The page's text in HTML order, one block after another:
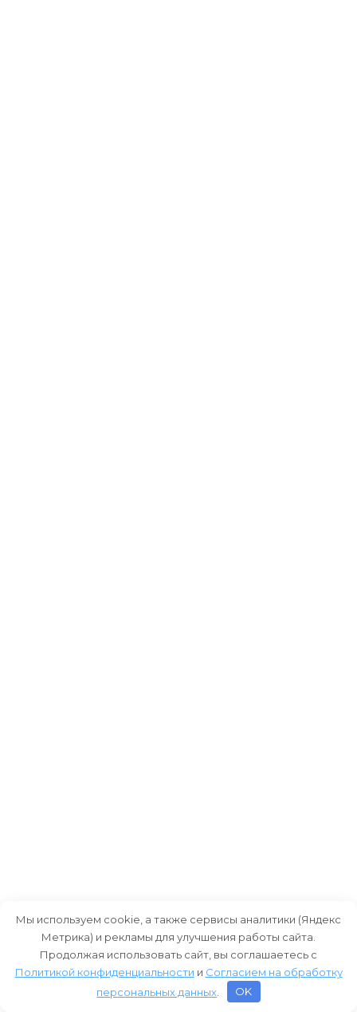
Мы используем cookie, а также сервисы аналитики (Яндекс
Метрика) и рекламы для улучшения работы сайта.
Продолжая использовать сайт, вы соглашаетесь с
Политикой конфиденциальности и Согласием на обработку
персональных данных
OK